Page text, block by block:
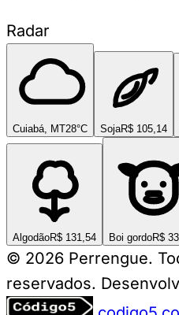
Radar
Cuiabá, MT28°C SojaR$ 105,14
AlgodãoR$ 131,54 Boi gordoR$
© 2026 Perrengue.
reservados.